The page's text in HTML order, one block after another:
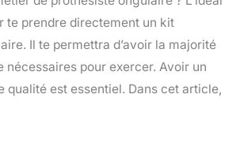
te prendre directement un kit
Il te permettra d’avoir la majorité
nécessaires pour exercer. Avoir un
qualité est essentiel. Dans cet article,